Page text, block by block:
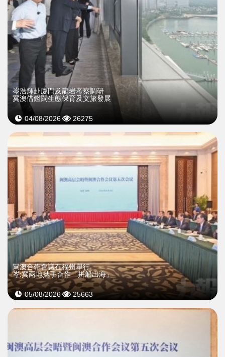
岑浩輝赴廈門及龍岩考察調研
冀澳借鑑閩生態保育及文旅發展
04/08/2026 26275
閩澳合作會議在福州舉行
岑:冀兩地攜手合作「拼船出海」
05/08/2026 25663